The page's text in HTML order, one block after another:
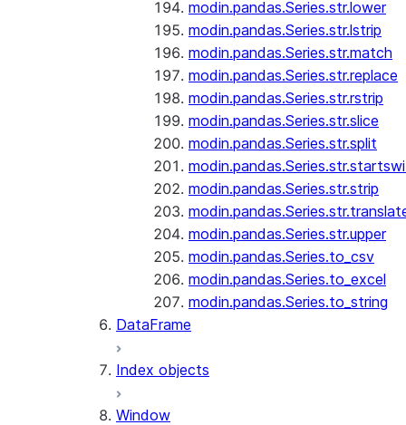
modin.pandas.Series.str.lower
modin.pandas.Series.str.lstrip
modin.pandas.Series.str.match
modin.pandas.Series.str.replace
modin.pandas.Series.str.rstrip
modin.pandas.Series.str.slice
modin.pandas.Series.str.split
modin.pandas.Series.str.strip
modin.pandas.Series.str.upper
modin.pandas.Series.to_csv
modin.pandas.Series.to_excel
modin.pandas.Series.to_string
DataFrame
Index objects
Window